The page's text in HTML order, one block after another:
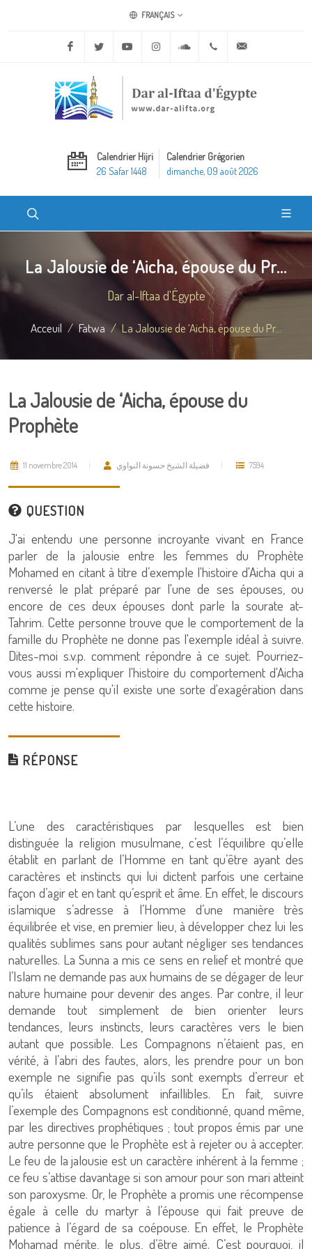
FRANÇAIS
Facebook Twitter Youtube Instagram Soundcloud+20 2 25970400
Calendrier Hijri
26 Safar 1448
Calendrier Grégorien
dimanche, 09 août 2026
La Jalousie de ‘Aicha, épouse du Pr...
Dar al-Iftaa d'Égypte
Acceuil Fatwa La Jalousie de ‘Aicha, épouse du Pr...
La Jalousie de ‘Aicha, épouse du
Prophète
11 novembre 2014 فضيلة الشيخ حسونة النواوي 7594
QUESTION
J'ai entendu une personne incroyante vivant en France
parler de la jalousie entre les femmes du Prophète
Mohamed en citant à titre d’exemple l'histoire d'Aicha qui a
renversé le plat préparé par l'une de ses épouses, ou
encore de ces deux épouses dont parle la sourate at-
Tahrim. Cette personne trouve que le comportement de la
famille du Prophète ne donne pas l'exemple idéal à suivre.
Dites-moi s.v.p. comment répondre à ce sujet. Pourriez-
vous aussi m'expliquer l'histoire du comportement d'Aicha
comme je pense qu'il existe une sorte d'exagération dans
cette histoire.
RÉPONSE
L’une des caractéristiques par lesquelles est bien
distinguée la religion musulmane, c’est l’équilibre qu’elle
établit en parlant de l’Homme en tant qu’être ayant des
caractères et instincts qui lui dictent parfois une certaine
façon d’agir et en tant qu’esprit et âme. En effet, le discours
islamique s’adresse à l’Homme d’une manière très
équilibrée et vise, en premier lieu, à développer chez lui les
qualités sublimes sans pour autant négliger ses tendances
naturelles. La Sunna a mis ce sens en relief et montré que
l’Islam ne demande pas aux humains de se dégager de leur
nature humaine pour devenir des anges. Par contre, il leur
demande tout simplement de bien orienter leurs
tendances, leurs instincts, leurs caractères vers le bien
autant que possible. Les Compagnons n’étaient pas, en
vérité, à l’abri des fautes, alors, les prendre pour un bon
exemple ne signifie pas qu’ils sont exempts d’erreur et
qu’ils étaient absolument infaillibles. En fait, suivre
l’exemple des Compagnons est conditionné, quand même,
par les directives prophétiques ; tout propos émis par une
autre personne que le Prophète est à rejeter ou à accepter.
Le feu de la jalousie est un caractère inhérent à la femme ;
ce feu s’attise davantage si son amour pour son mari atteint
son paroxysme. Or, le Prophète a promis une récompense
égale à celle du martyr à l’épouse qui fait preuve de
patience à l’égard de sa coépouse. En effet, le Prophète
Mohamad mérite, le plus, d’être aimé. C’est pourquoi, il